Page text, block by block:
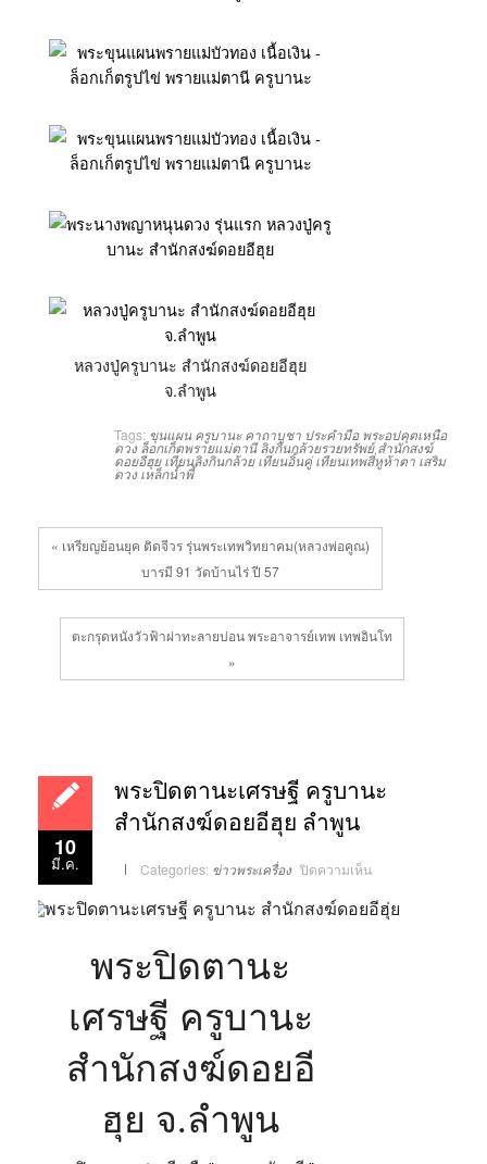
หลวงปู่ครูบานะ สำนักสงฆ์ดอยอีฮุย
จ.ลำพูน
Tags: ขุนแผน ครูบานะ คาถาบูชา ประคำมือ พระอปคุตเหนือ
ดวง ล็อกเก็ตพรายแม่ตานี ลิงกินกล้วยรวยทรัพย์ สำนักสงฆ์
ดอยอีฮุย เทียนลิงกินกล้วย เทียนอิ้นคู่ เทียนเทพสี่หูห้าตา เสริม
ดวง เหล็กน้ำพี้
« เหรียญย้อนยุค ติดจีวร รุ่นพระเทพวิทยาคม(หลวงพ่อคูณ)
บารมี 91 วัดบ้านไร่ ปี 57
ตะกรุดหนังวัวฟ้าผ่าทะลายบ่อน พระอาจารย์เทพ เทพอินโท
»
10
มี.ค.
พระปิดตานะเศรษฐี ครูบานะ
สำนักสงฆ์ดอยอีฮุย ลำพูน
Categories: ข่าวพระเครื่อง ปิดความเห็นบน
พระ
ตา
นะ
พระปิดตานะ
เศรษฐี ครูบานะ
สำนักสงฆ์ดอยอี
ฮุย จ.ลำพูน